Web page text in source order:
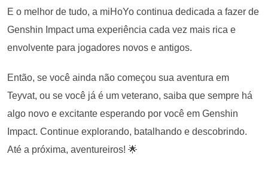
E o melhor de tudo, a miHoYo continua dedicada a fazer de
Genshin Impact uma experiência cada vez mais rica e
envolvente para jogadores novos e antigos.
Então, se você ainda não começou sua aventura em
Teyvat, ou se você já é um veterano, saiba que sempre há
algo novo e excitante esperando por você em Genshin
Impact. Continue explorando, batalhando e descobrindo.
Até a próxima, aventureiros! 🌟